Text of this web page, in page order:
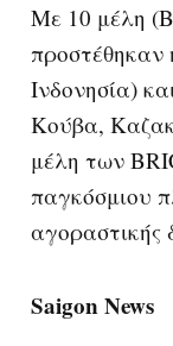
Με 10 μέλη
προστέθηκαν
Ινδονησία)
Κούβα,
μέλη των
παγκόσμιου
αγοραστικής
Saigon News